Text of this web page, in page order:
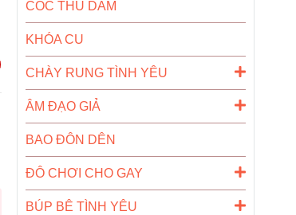
CỐC THỦ DÂM
KHÓA CU
CHÀY RUNG TÌNH YÊU
ÂM ĐẠO GIẢ
BAO ĐÔN DÊN
ĐÔ CHƠI CHO GAY
BÚP BÊ TÌNH YÊU